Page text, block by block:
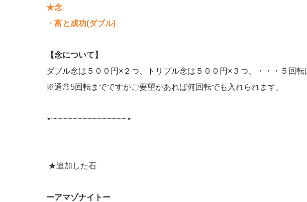
★念
・富と成功(ダブル)
【念について】
ダブル念は５００円×２つ、トリプル念は５００円×３つ、・・・５回転
※通常5回転までですがご要望があれば何回転でも入れられます。
⋆┈┈┈┈┈┈┈┈┈┈┈┈┈┈┈⋆
★追加した石
ーアマゾナイトー